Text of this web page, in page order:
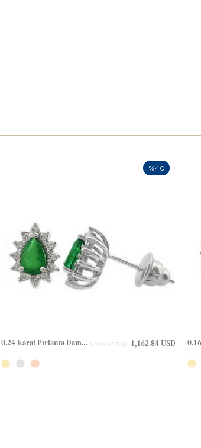
0.24 Karat Pırlanta Damla Zümrüt Halo Çivili Altın Küpe 1,162.84 USD
1,938.07 USD
%40